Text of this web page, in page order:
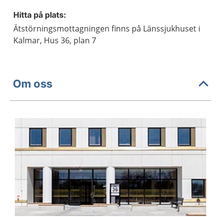
Hitta på plats:
Ätstörningsmottagningen finns på Länssjukhuset i
Kalmar, Hus 36, plan 7
Om oss